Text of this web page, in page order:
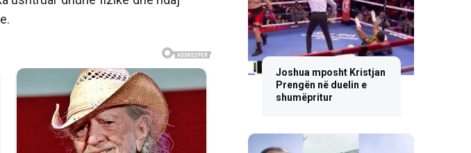
Joshua mposht Kristjan
Prengën në duelin e
shumëpritur